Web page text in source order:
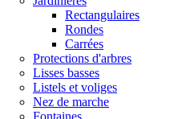
Rectangulaires
Rondes
Carrées
Protections d'arbres
Lisses basses
Listels et voliges
Nez de marche
Fontaines